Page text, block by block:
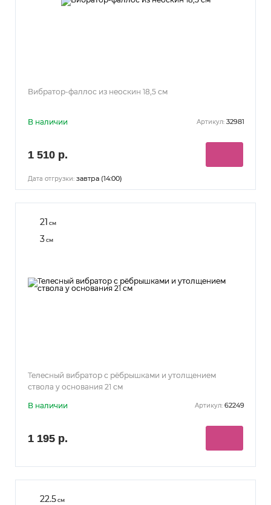
Вибратор-фаллос из неоскин 18,5 см
В наличии Артикул: 32981
1 510 р.
Дата отгрузки: завтра (14:00)
21 см
3см
Телесный вибратор с рёбрышками и утолщением
ствола у основания 21 см
В наличии Артикул: 62249
1 195 р.
22.5см